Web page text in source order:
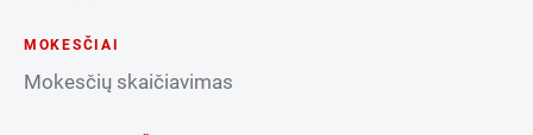
MOKESČIAI
Mokesčių skaičiavimas